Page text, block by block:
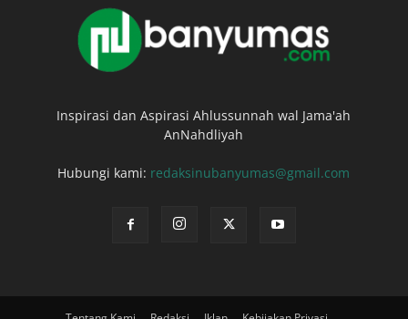
Inspirasi dan Aspirasi Ahlussunnah wal Jama'ah
AnNahdliyah
Hubungi kami: redaksinubanyumas@gmail.com